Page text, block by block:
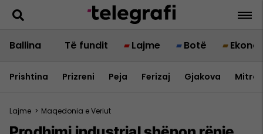
Ballina Të fundit Lajme Botë
Prishtina Prizreni Peja Ferizaj Gjakova
Lajme > Maqedonia e Veriut